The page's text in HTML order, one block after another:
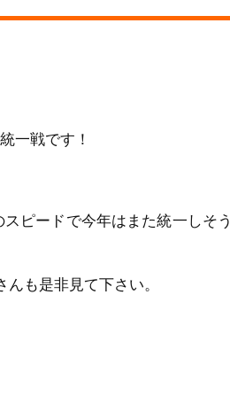
一戦です！
ピードで今年はまた統一しそう
も是非見て下さい。